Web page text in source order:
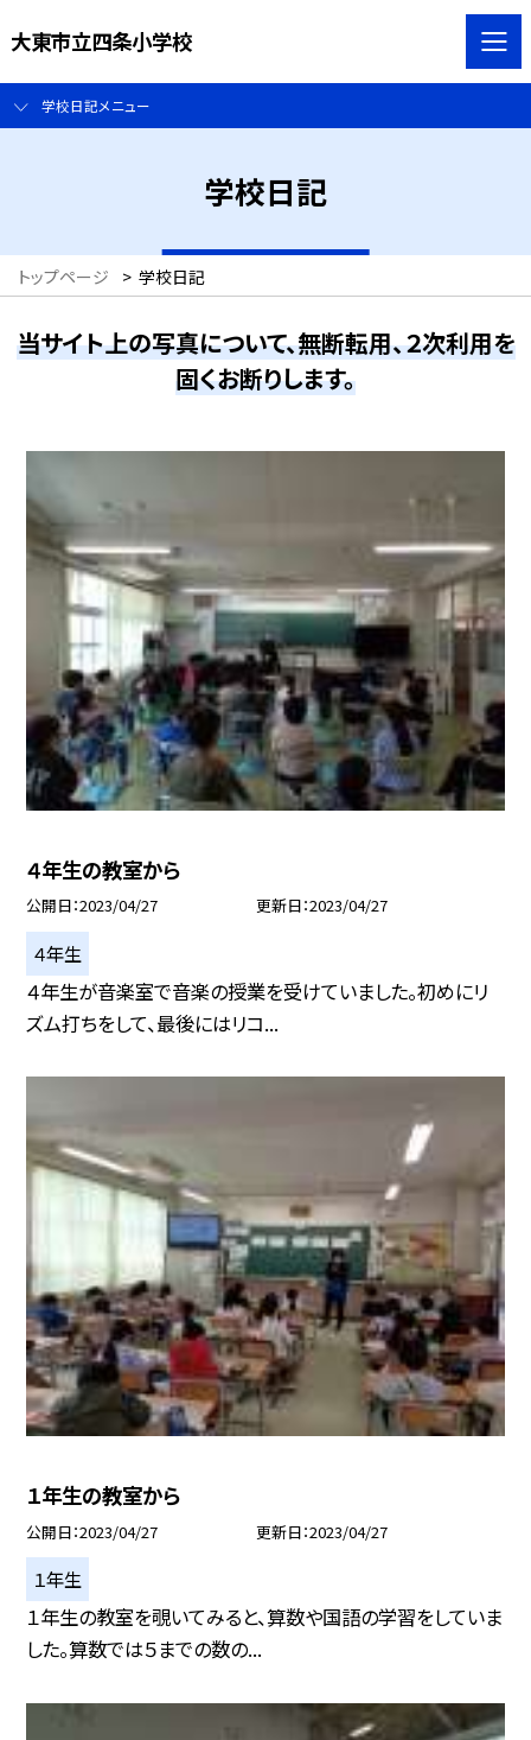
大東市立四条小学校
学校日記メニュー
学校日記
トップページ > 学校日記
当サイト上の写真について、無断転用、２次利用を
固くお断りします。
４年生の教室から
公開日 2023/04/27 更新日 2023/04/27
４年生
４年生が音楽室で音楽の授業を受けていました。初めにリ
ズム打ちをして、最後にはリコ...
１年生の教室から
公開日 2023/04/27 更新日 2023/04/27
１年生
１年生の教室を覗いてみると、算数や国語の学習をしていま
した。算数では５までの数の...